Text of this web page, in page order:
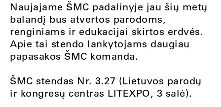
Naujajame ŠMC padalinyje jau šių metų
balandį bus atvertos parodoms,
renginiams ir edukacijai skirtos erdvės.
Apie tai stendo lankytojams daugiau
papasakos ŠMC komanda.
ŠMC stendas Nr. 3.27 (Lietuvos parodų
ir kongresų centras LITEXPO, 3 salė).